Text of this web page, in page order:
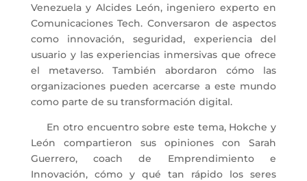
Venezuela y Alcides León, ingeniero experto en
Comunicaciones Tech. Conversaron de aspectos
como innovación, seguridad, experiencia del
usuario y las experiencias inmersivas que ofrece
el metaverso. También abordaron cómo las
organizaciones pueden acercarse a este mundo
como parte de su transformación digital.
En otro encuentro sobre este tema, Hokche y
León compartieron sus opiniones con Sarah
Guerrero, coach de Emprendimiento e
Innovación, cómo y qué tan rápido los seres